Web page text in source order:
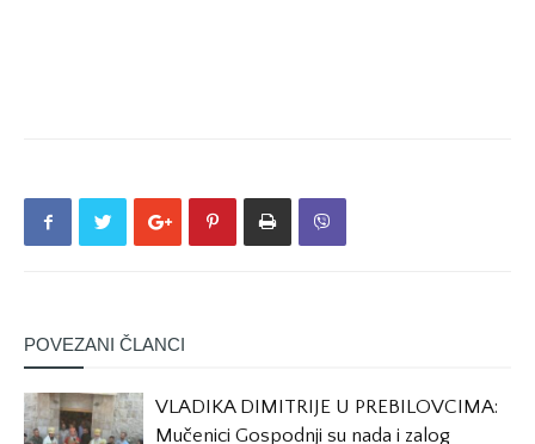
POVEZANI ČLANCI
VLADIKA DIMITRIJE U PREBILOVCIMA:
Mučenici Gospodnji su nada i zalog